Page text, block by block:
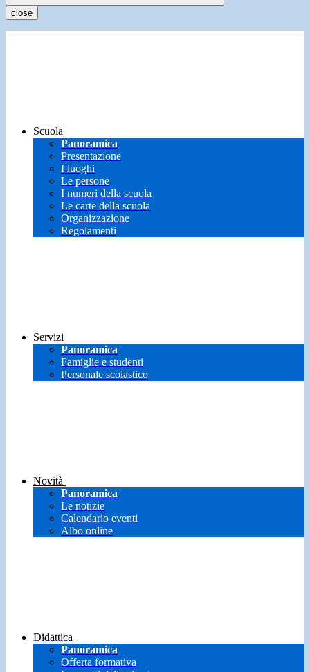
close
Scuola
Panoramica
Presentazione
I luoghi
Le persone
I numeri della scuola
Le carte della scuola
Organizzazione
Regolamenti
Servizi
Panoramica
Famiglie e studenti
Personale scolastico
Novità
Panoramica
Le notizie
Calendario eventi
Albo online
Didattica
Panoramica
Offerta formativa